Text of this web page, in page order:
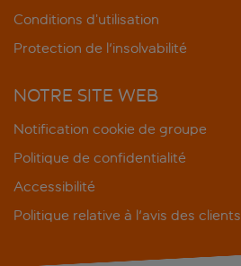
Conditions d’utilisation
Protection de l'insolvabilité
NOTRE SITE WEB
Notification cookie de groupe
Politique de confidentialité
Accessibilité
Politique relative à l'avis des clients